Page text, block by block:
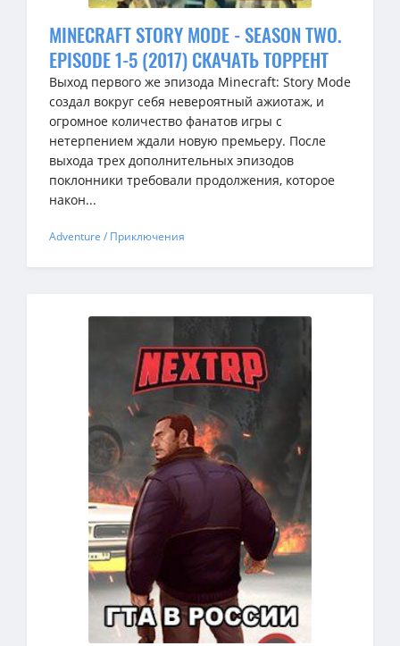
MINECRAFT STORY MODE - SEASON TWO.
EPISODE 1-5 (2017) СКАЧАТЬ ТОРРЕНТ
Выход первого же эпизода Minecraft: Story Mode
создал вокруг себя невероятный ажиотаж, и
огромное количество фанатов игры с
нетерпением ждали новую премьеру. После
выхода трех дополнительных эпизодов
поклонники требовали продолжения, которое
након...
Adventure / Приключения